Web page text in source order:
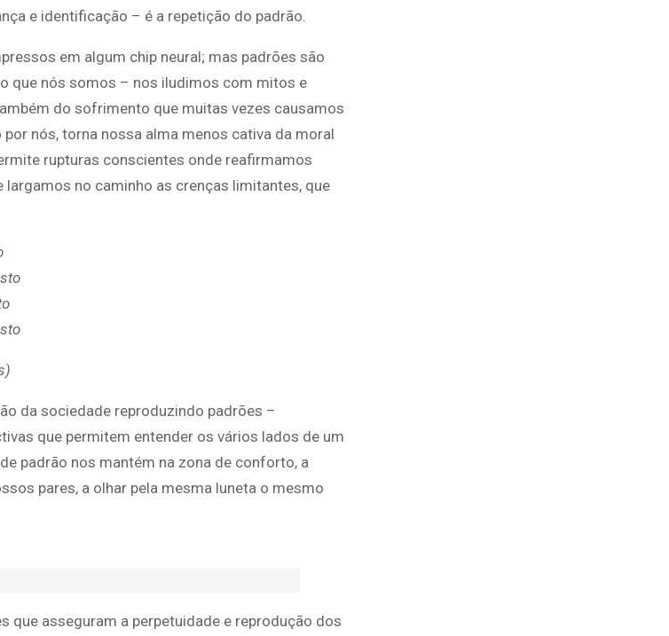
e identificação – é a repetição do padrão.
em algum chip neural; mas padrões são
que nós somos – nos iludimos com mitos e
do sofrimento que muitas vezes causamos
nós, torna nossa alma menos cativa da moral
rupturas conscientes onde reafirmamos
no caminho as crenças limitantes, que
da sociedade reproduzindo padrões –
que permitem entender os vários lados de um
padrão nos mantém na zona de conforto, a
pares, a olhar pela mesma luneta o mesmo
que asseguram a perpetuidade e reprodução dos